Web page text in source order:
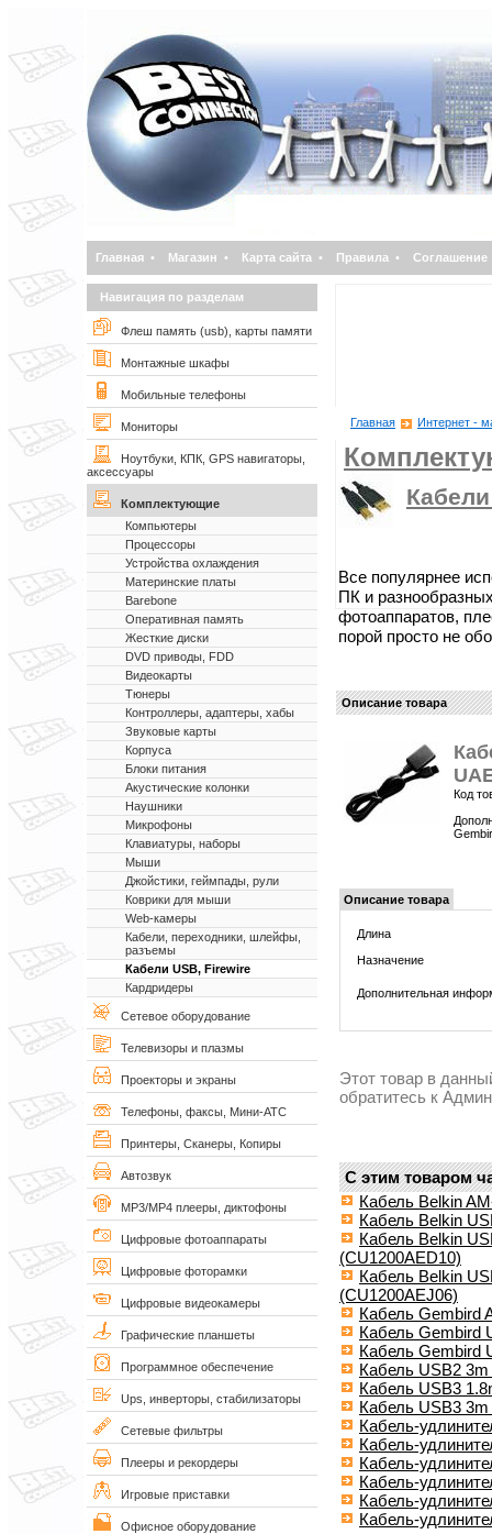
Главная • Магазин • Карта сайта • Правила • Соглашение
Навигация по разделам
Флеш память (usb), карты памяти
Монтажные шкафы
Мобильные телефоны
Мониторы
Ноутбуки, КПК, GPS навигаторы,
аксессуары
Комплектующие
Компьютеры
Процессоры
Устройства охлаждения
Материнские платы
Barebone
Оперативная память
Жесткие диски
DVD приводы, FDD
Видеокарты
Тюнеры
Контроллеры, адаптеры, хабы
Звуковые карты
Корпуса
Блоки питания
Акустические колонки
Наушники
Микрофоны
Клавиатуры, наборы
Мыши
Джойстики, геймпады, рули
Коврики для мыши
Web-камеры
Кабели, переходники, шлейфы,
разъемы
Кабели USB, Firewire
Кардридеры
Сетевое оборудование
Телевизоры и плазмы
Проекторы и экраны
Телефоны, факсы, Мини-АТС
Принтеры, Сканеры, Копиры
Автозвук
MP3/MP4 плееры, диктофоны
Цифровые фотоаппараты
Цифровые фоторамки
Цифровые видеокамеры
Графические планшеты
Программное обеспечение
Ups, инверторы, стабилизаторы
Сетевые фильтры
Плееры и рекордеры
Игровые приставки
Офисное оборудование
Главная Интернет -
Все популярнее
ПК и
фотоаппаратов,
порой просто не
Описание товара
Код
Описание товара
Длина
Назначение
Дополнительная
Этот товар в
обратитесь к
С этим товаром
Кабель Belkin
Кабель Belkin
Кабель Belkin
(CU1200AED10)
Кабель Belkin
(CU1200AEJ06)
Кабель Gembird
Кабель Gembird
Кабель Gembird
Кабель USB2
Кабель USB3
Кабель USB3
Кабель-
Кабель-
Кабель-
Кабель-
Кабель-
Кабель-